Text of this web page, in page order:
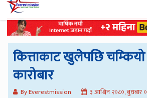
कित्ताकाट खुलेपछि
कारोबार
By Everestmission ३ आश्विन २०८०, बुधबार